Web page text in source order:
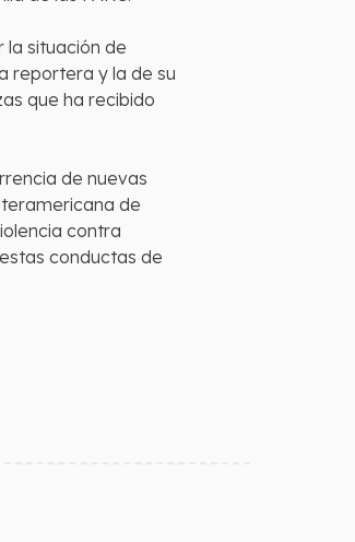
la situación de
reportera y la de su
que ha recibido
de nuevas
de
contra
conductas de